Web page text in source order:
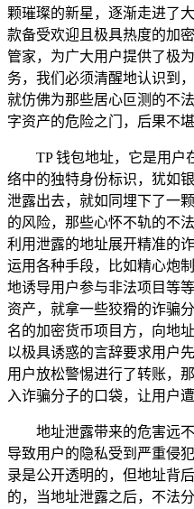
颗璀璨的新星，逐渐走进了
款备受欢迎且极具热度的加
管家，为广大用户提供了极
务，我们必须清醒地认识到
就仿佛为那些居心叵测的不
字资产的危险之门，后果不堪
TP 钱包地址，它是用户
络中的独特身份标识，犹如
泄露出去，就如同埋下了一
的风险，那些心怀不轨的不
利用泄露的地址展开精准的
运用各种手段，比如精心炮
地诱导用户参与非法项目等
资产，就拿一些狡猾的诈骗
名的加密货币项目方，向地
以极具诱惑的言辞要求用户
用户放松警惕进行了转账，
入诈骗分子的口袋，让用户
地址泄露带来的危害远
导致用户的隐私受到严重侵
录是公开透明的，但地址背
的，当地址泄露之后，不法